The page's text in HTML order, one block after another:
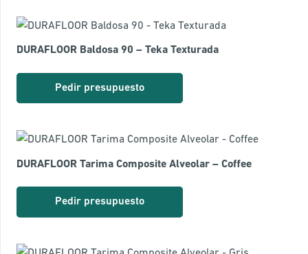
DURAFLOOR Baldosa 90 – Teka Texturada
Pedir presupuesto
DURAFLOOR Tarima Composite Alveolar – Coffee
Pedir presupuesto